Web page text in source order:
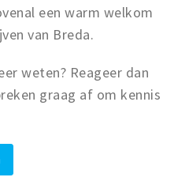
een warm welkom
van Breda.
weten? Reageer dan
graag af om kennis